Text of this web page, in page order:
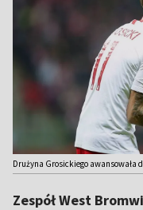
Drużyna Grosickiego awansowała
Zespół West